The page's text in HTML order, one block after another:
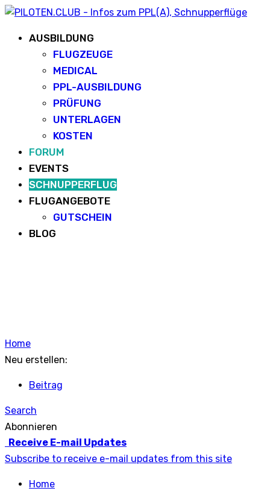
AUSBILDUNG
FLUGZEUGE
MEDICAL
PPL-AUSBILDUNG
PRÜFUNG
UNTERLAGEN
KOSTEN
FORUM
EVENTS
SCHNUPPERFLUG
FLUGANGEBOTE
GUTSCHEIN
BLOG
Home
Neu erstellen:
Beitrag
Search
Abonnieren
Receive E-mail Updates
Subscribe to receive e-mail updates from this site
Home